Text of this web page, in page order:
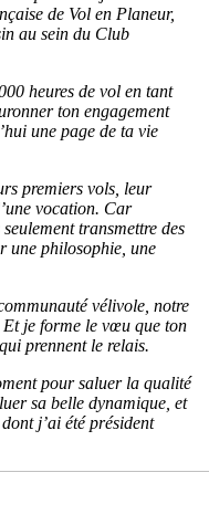
de Vol en Planeur,
au sein du Club
heures de vol en tant
ton engagement
une page de ta vie
premiers vols, leur
vocation. Car
transmettre des
une philosophie, une
vélivole, notre
je forme le vœu que ton
prennent le relais.
pour saluer la qualité
sa belle dynamique, et
j’ai été président